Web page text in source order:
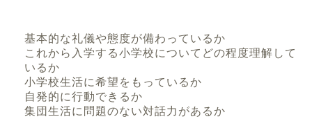
基本的な礼儀や態度が備わっているか
これから入学する小学校についてどの程度理解して
いるか
小学校生活に希望をもっているか
自発的に行動できるか
集団生活に問題のない対話力があるか